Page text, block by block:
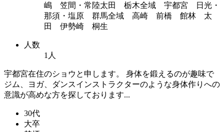
嶋 笠間・常陸太田 栃木全域 宇都宮 日光・
那須・塩原 群馬全域 高崎 前橋 館林 太
田 伊勢崎 桐生
人数
1人
宇都宮在住のショウと申します。 身体を鍛えるのが趣味で
ジム、ヨガ、ダンスインストラクターのような身体作りへの
意識が高めな方を探しております...
30代
大卒